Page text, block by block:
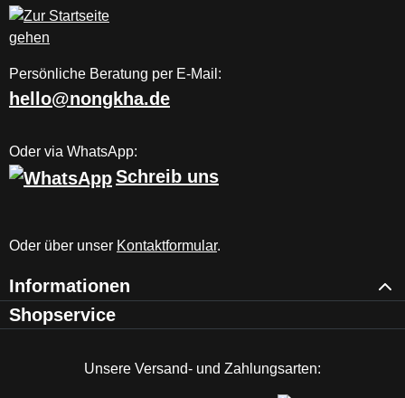
Persönliche Beratung per E-Mail:
hello@nongkha.de
Oder via WhatsApp:
Schreib uns
Oder über unser Kontaktformular.
Informationen
Shopservice
Unsere Versand- und Zahlungsarten: